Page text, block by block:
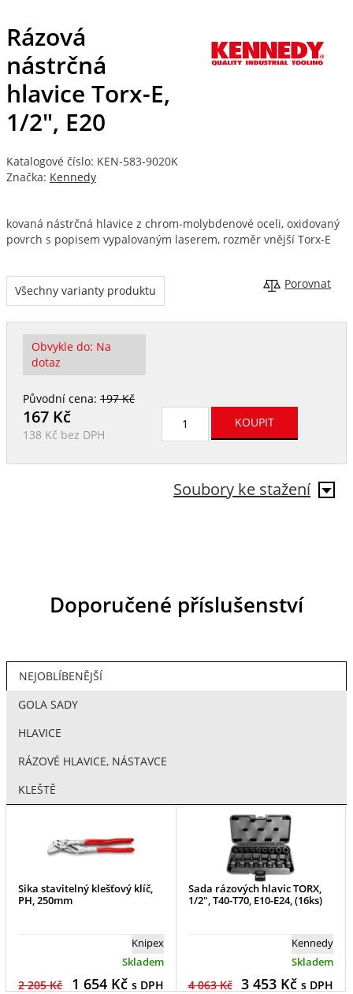
Rázová
nástrčná
hlavice Torx-E,
1/2", E20
Katalogové číslo: KEN-583-9020K
Značka: Kennedy
kovaná nástrčná hlavice z chrom-molybdenové oceli, oxidovaný
povrch s popisem vypalovaným laserem, rozměr vnější Torx-E
Porovnat
Všechny varianty produktu
Obvykle do: Na
dotaz
Původní cena:197 Kč
167Kč
138 Kč bez DPH
Soubory ke stažení
Doporučené příslušenství
NEJOBLÍBENĚJŠÍ
GOLA SADY
HLAVICE
RÁZOVÉ HLAVICE, NÁSTAVCE
KLEŠTĚ
Sika stavitelný klešťový klíč,
PH, 250mm
Knipex
Skladem
2 205 Kč 1 654Kč s DPH
Sada rázových hlavic TORX,
1/2", T40-T70, E10-E24, (16ks)
Kennedy
Skladem
4 063 Kč 3 453Kč s DPH